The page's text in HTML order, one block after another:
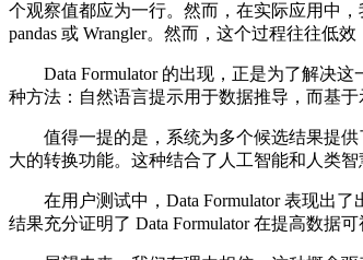
个观察值都应为一行。然而，在实际应用中
pandas 或 Wrangler。然而，这个过程往往低
Data Formulator 的出现，正是为了解决这
种方法：自然语言提示用于数据推导，而基
值得一提的是，系统为多个候选结果提供
大的转换功能。这种结合了人工智能和人类
在用户测试中，Data Formulator 表现出了
结果充分证明了 Data Formulator 在提高数据